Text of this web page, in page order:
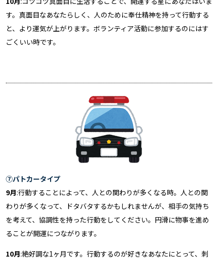
す。真面目なあなたらしく、人のために奉仕精神を持って行動する
と、より運気が上がります。ボランティア活動に参加するのにはす
ごくいい時です。
⑦パトカータイプ
9月:行動することによって、人との関わりが多くなる時。人との関
わりが多くなって、ドタバタするかもしれませんが、相手の気持ち
を考えて、協調性を持った行動をしてください。円滑に物事を進め
ることが開運につながります。
10月:絶好調な1ヶ月です。行動するのが好きなあなたにとって、刺